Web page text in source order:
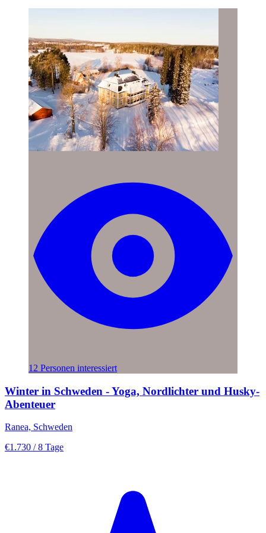
12 Personen interessiert
Winter in Schweden - Yoga, Nordlichter und Husky-
Abenteuer
Ranea, Schweden
€1.730 / 8 Tage